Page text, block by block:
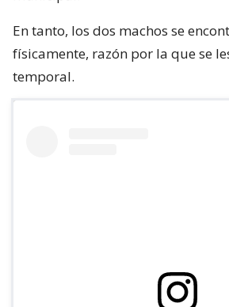
En tanto, los dos machos se
físicamente, razón por la que se
temporal.